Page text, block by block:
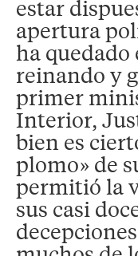
estar
apertura
ha quedado
reinando y
primer
Interior,
bien es
plomo» de
permitió la
sus casi